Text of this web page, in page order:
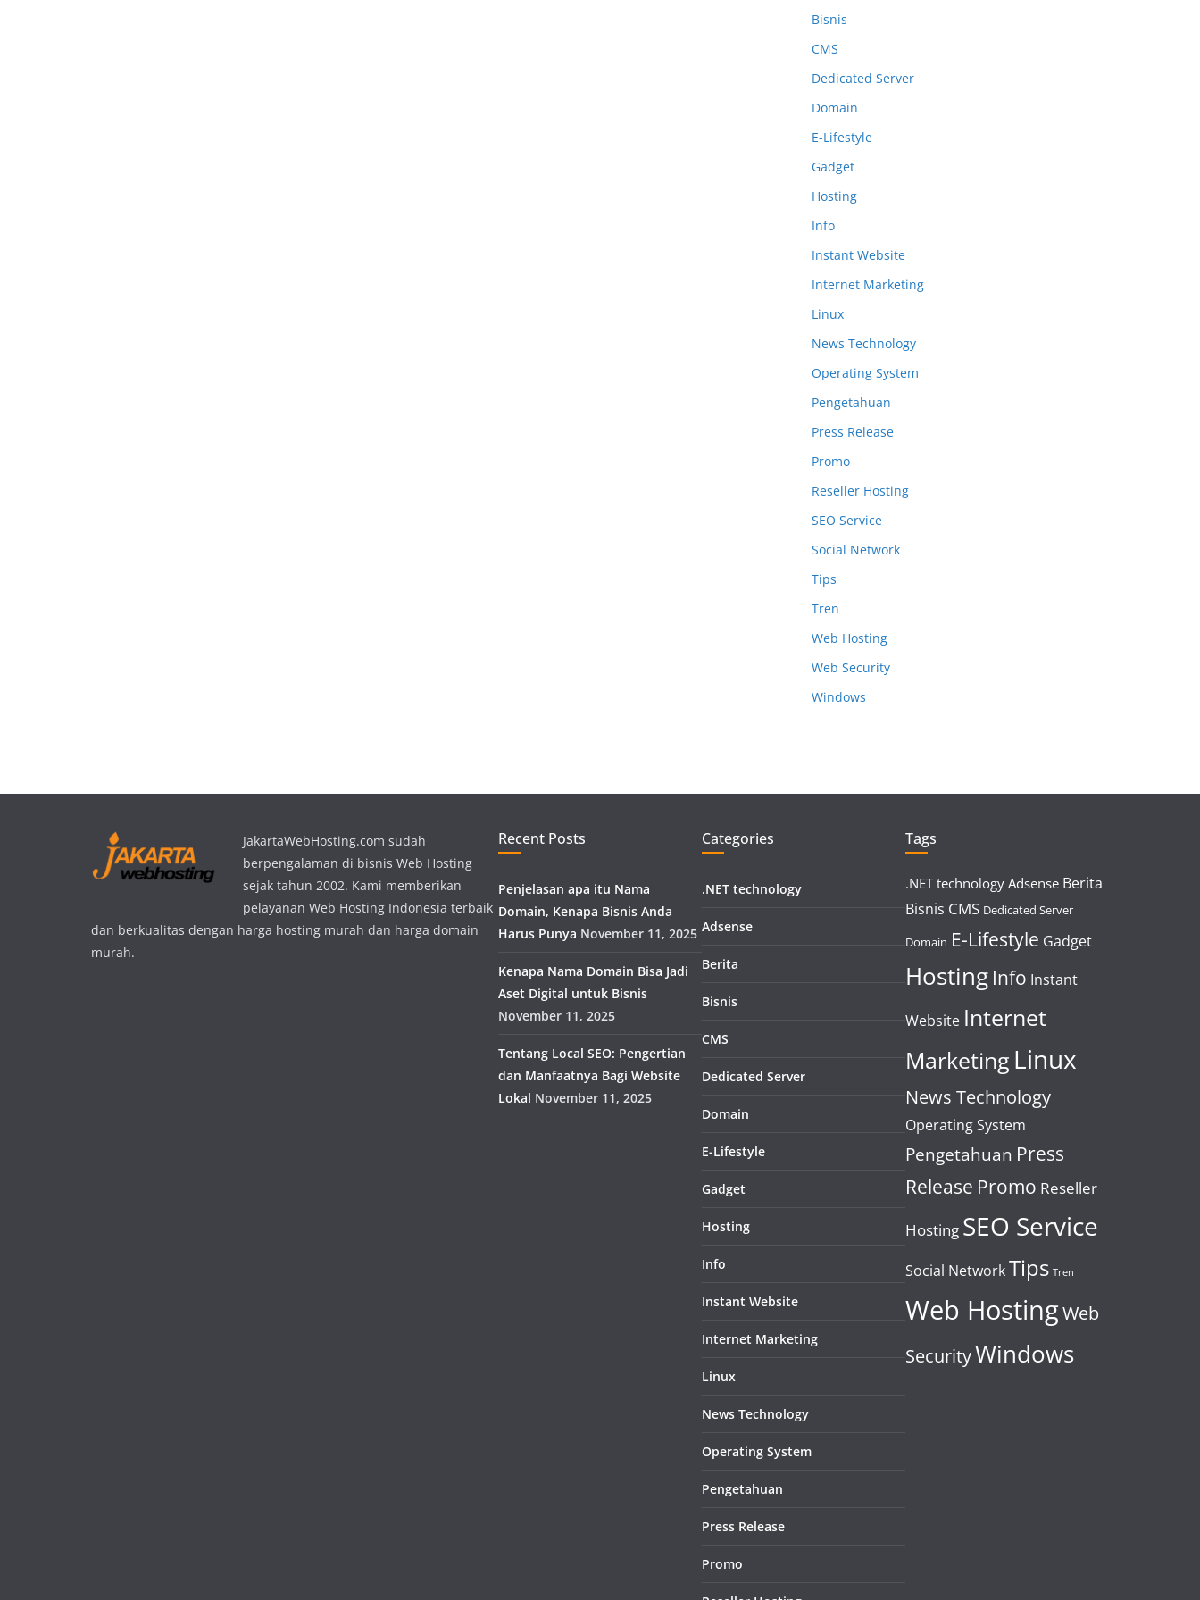
Bisnis
CMS
Dedicated Server
Domain
E-Lifestyle
Gadget
Hosting
Info
Instant Website
Internet Marketing
Linux
News Technology
Operating System
Pengetahuan
Press Release
Promo
Reseller Hosting
SEO Service
Social Network
Tips
Tren
Web Hosting
Web Security
Windows
JakartaWebHosting.com sudah
berpengalaman di bisnis Web Hosting
sejak tahun 2002. Kami memberikan
pelayanan Web Hosting Indonesia terbaik
dan berkualitas dengan harga hosting murah dan harga domain
murah.
Recent Posts
Penjelasan apa itu Nama
Domain, Kenapa Bisnis Anda
Harus Punya November 11, 2025
Kenapa Nama Domain Bisa Jadi
Aset Digital untuk Bisnis
November 11, 2025
Tentang Local SEO: Pengertian
dan Manfaatnya Bagi Website
Lokal November 11, 2025
Categories
.NET technology
Adsense
Berita
Bisnis
CMS
Dedicated Server
Domain
E-Lifestyle
Gadget
Hosting
Info
Instant Website
Internet Marketing
Linux
News Technology
Operating System
Pengetahuan
Press Release
Promo
Tags
.NET technology Adsense Berita
Bisnis CMS Dedicated Server
Domain E-Lifestyle Gadget
Hosting Info Instant
Website Internet
Marketing Linux
News Technology
Operating System
Pengetahuan Press
Release Promo Reseller
Hosting SEO Service
Social NetworkTips Tren
Web HostingWeb
SecurityWindows